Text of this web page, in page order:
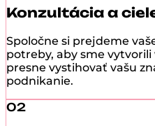
Konzultácia a
Spoločne si prejdeme
potreby, aby sme
presne vystihovať vašu
podnikanie.
02